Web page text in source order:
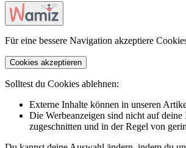
Für eine bessere Navigation akzeptiere
Cookies akzeptieren
Solltest du Cookies ablehnen:
Externe Inhalte können in unseren
Die Werbeanzeigen sind nicht auf deine
zugeschnitten und in der Regel von